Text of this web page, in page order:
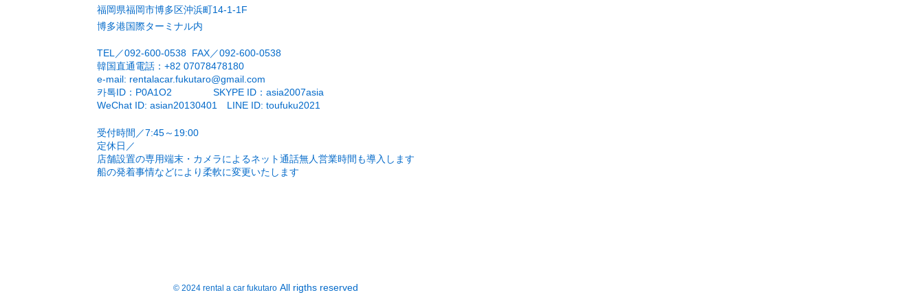
© 2024 rental a car fukutaro All rigths reserved
福岡県福岡市博多区沖浜町14-1-1F
博多港国際ターミナル内
TEL／092-600-0538 FAX／092-600-0538
​韓国直通電話：+82 07078478180
e-mail: rentalacar.fukutaro@gmail.com
카톡ID：P0A1O2 SKYPE ID：asia2007asia
WeChat ID: asian20130401 LINE ID: toufuku2021
受付時間／7:45～19:00
定休日／
​店舗設置の専用端末・カメラによるネット通話無人営業時間も導入します
​船の発着事情などにより柔軟に変更いたします